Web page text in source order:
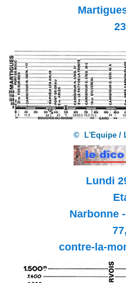
© L'Equipe /
Lundi
Narbonne
contre-la-